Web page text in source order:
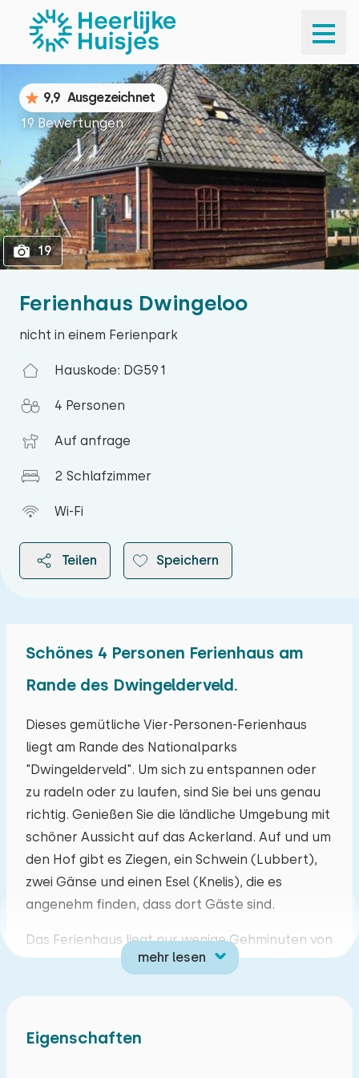
1
Ferienhaus Dwingeloo
nicht in einem Ferienpark
Hauskode: DG591
4 Personen
Auf anfrage
2 Schlafzimmer
Wi-Fi
Teilen Speichern
9,9 Ausgezeichnet
19 Bewertungen
19
Schönes 4 Personen Ferienhaus am
Rande des Dwingelderveld.
Dieses gemütliche Vier-Personen-Ferienhaus
liegt am Rande des Nationalparks
"Dwingelderveld". Um sich zu entspannen oder
zu radeln oder zu laufen, sind Sie bei uns genau
richtig. Genießen Sie die ländliche Umgebung mit
schöner Aussicht auf das Ackerland. Auf und um
den Hof gibt es Ziegen, ein Schwein (Lubbert),
zwei Gänse und einen Esel (Knelis), die es
angenehm finden, dass dort Gäste sind.
Das Ferienhaus liegt nur wenige Gehminuten von
dem schönen grünen Dorf Dwingeloo mit seinen
erreichen Sie zu Fuß und mit dem Fahrrad. Auch
das Freibad von Dwingeloo ist zu Fuß erreichbar.
mehr lesen
August 2026
Mo Di Mi Do Fr
27 28 29 30 31 01 02
03 04 05 06 07 08 09
10 11 12 13 14 15
Eigenschaften